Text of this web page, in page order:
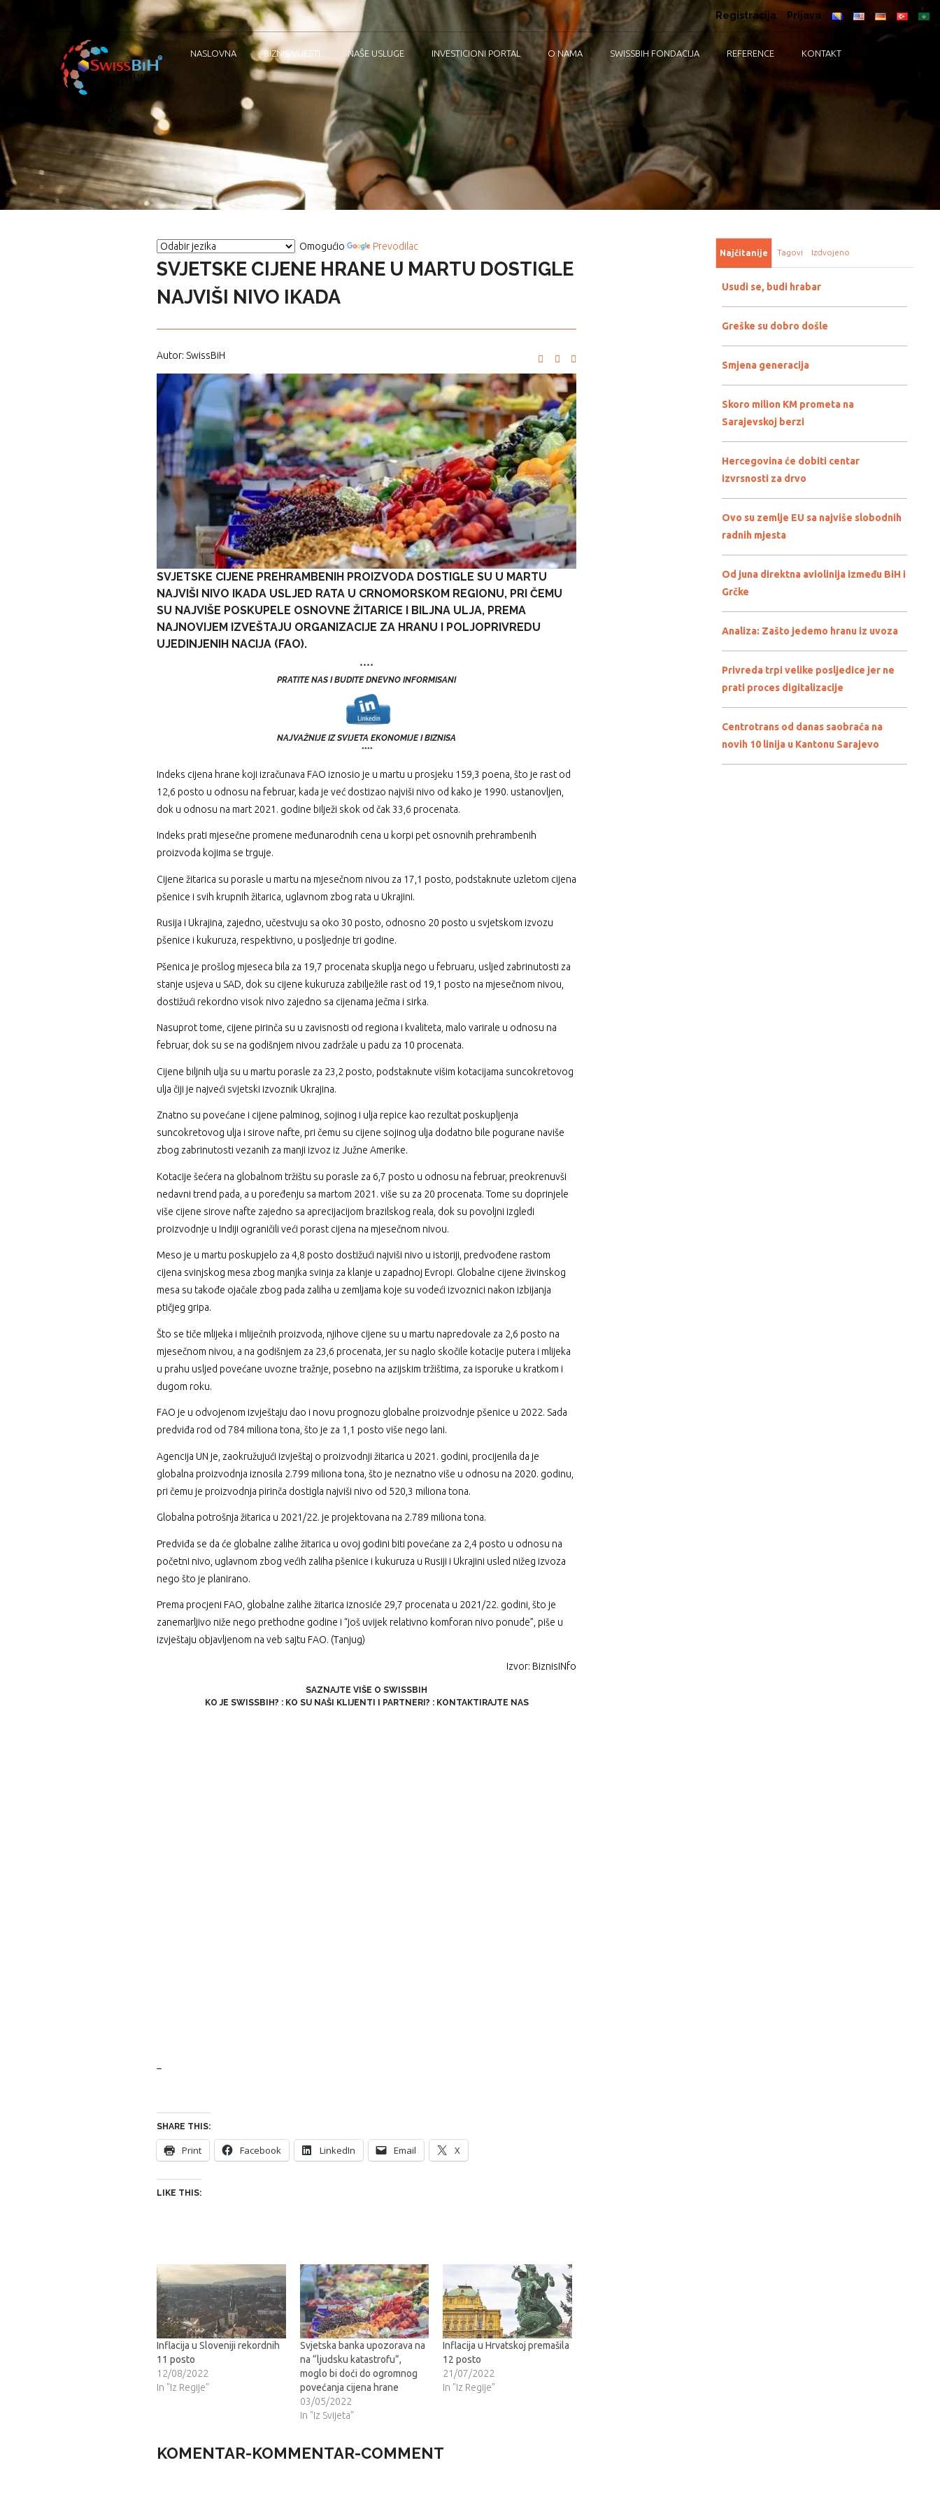
Registracija Prijava
NASLOVNA BIZNIS VIJESTI NAŠE USLUGE INVESTICIONI PORTAL O NAMA SWISSBIH FONDACIJA REFERENCE KONTAKT
Omogućio Prevodilac
SVJETSKE CIJENE HRANE U MARTU DOSTIGLE
NAJVIŠI NIVO IKADA
Autor: SwissBiH
SVJETSKE CIJENE PREHRAMBENIH PROIZVODA DOSTIGLE SU U MARTU
NAJVIŠI NIVO IKADA USLJED RATA U CRNOMORSKOM REGIONU, PRI ČEMU
SU NAJVIŠE POSKUPELE OSNOVNE ŽITARICE I BILJNA ULJA, PREMA
NAJNOVIJEM IZVEŠTAJU ORGANIZACIJE ZA HRANU I POLJOPRIVREDU
UJEDINJENIH NACIJA (FAO).
****
PRATITE NAS I BUDITE DNEVNO INFORMISANI
NAJVAŽNIJE IZ SVIJETA EKONOMIJE I BIZNISA
****
Indeks cijena hrane koji izračunava FAO iznosio je u martu u prosjeku 159,3 poena, što je rast od
12,6 posto u odnosu na februar, kada je već dostizao najviši nivo od kako je 1990. ustanovljen,
dok u odnosu na mart 2021. godine bilježi skok od čak 33,6 procenata.
Indeks prati mjesečne promene međunarodnih cena u korpi pet osnovnih prehrambenih
proizvoda kojima se trguje.
Cijene žitarica su porasle u martu na mjesečnom nivou za 17,1 posto, podstaknute uzletom cijena
pšenice i svih krupnih žitarica, uglavnom zbog rata u Ukrajini.
Rusija i Ukrajina, zajedno, učestvuju sa oko 30 posto, odnosno 20 posto u svjetskom izvozu
pšenice i kukuruza, respektivno, u posljednje tri godine.
Pšenica je prošlog mjeseca bila za 19,7 procenata skuplja nego u februaru, usljed zabrinutosti za
stanje usjeva u SAD, dok su cijene kukuruza zabilježile rast od 19,1 posto na mjesečnom nivou,
dostižući rekordno visok nivo zajedno sa cijenama ječma i sirka.
Nasuprot tome, cijene pirinča su u zavisnosti od regiona i kvaliteta, malo varirale u odnosu na
februar, dok su se na godišnjem nivou zadržale u padu za 10 procenata.
Cijene biljnih ulja su u martu porasle za 23,2 posto, podstaknute višim kotacijama suncokretovog
ulja čiji je najveći svjetski izvoznik Ukrajina.
Znatno su povećane i cijene palminog, sojinog i ulja repice kao rezultat poskupljenja
suncokretovog ulja i sirove nafte, pri čemu su cijene sojinog ulja dodatno bile pogurane naviše
zbog zabrinutosti vezanih za manji izvoz iz Južne Amerike.
Kotacije šećera na globalnom tržištu su porasle za 6,7 posto u odnosu na februar, preokrenuvši
nedavni trend pada, a u poređenju sa martom 2021. više su za 20 procenata. Tome su doprinjele
više cijene sirove nafte zajedno sa aprecijacijom brazilskog reala, dok su povoljni izgledi
proizvodnje u Indiji ograničili veći porast cijena na mjesečnom nivou.
Meso je u martu poskupjelo za 4,8 posto dostižući najviši nivo u istoriji, predvođene rastom
cijena svinjskog mesa zbog manjka svinja za klanje u zapadnoj Evropi. Globalne cijene živinskog
mesa su takođe ojačale zbog pada zaliha u zemljama koje su vodeći izvoznici nakon izbijanja
ptičjeg gripa.
Što se tiče mlijeka i mliječnih proizvoda, njihove cijene su u martu napredovale za 2,6 posto na
mjesečnom nivou, a na godišnjem za 23,6 procenata, jer su naglo skočile kotacije putera i mlijeka
u prahu usljed povećane uvozne tražnje, posebno na azijskim tržištima, za isporuke u kratkom i
dugom roku.
FAO je u odvojenom izvještaju dao i novu prognozu globalne proizvodnje pšenice u 2022. Sada
predviđa rod od 784 miliona tona, što je za 1,1 posto više nego lani.
Agencija UN je, zaokružujući izvještaj o proizvodnji žitarica u 2021. godini, procijenila da je
globalna proizvodnja iznosila 2.799 miliona tona, što je neznatno više u odnosu na 2020. godinu,
pri čemu je proizvodnja pirinča dostigla najviši nivo od 520,3 miliona tona.
Globalna potrošnja žitarica u 2021/22. je projektovana na 2.789 miliona tona.
Predviđa se da će globalne zalihe žitarica u ovoj godini biti povećane za 2,4 posto u odnosu na
početni nivo, uglavnom zbog većih zaliha pšenice i kukuruza u Rusiji i Ukrajini usled nižeg izvoza
nego što je planirano.
Prema procjeni FAO, globalne zalihe žitarica iznosiće 29,7 procenata u 2021/22. godini, što je
zanemarljivo niže nego prethodne godine i “još uvijek relativno komforan nivo ponude”, piše u
izvještaju objavljenom na veb sajtu FAO. (Tanjug)
Izvor: BiznisINfo
SAZNAJTE VIŠE O SWISSBIH
KO JE SWISSBIH? : KO SU NAŠI KLIJENTI I PARTNERI? : KONTAKTIRAJTE NAS
–
SHARE THIS:
Print Facebook LinkedIn Email X
LIKE THIS:
Inflacija u Sloveniji rekordnih
11 posto
12/08/2022
In "Iz Regije"
Svjetska banka upozorava na
na “ljudsku katastrofu”,
moglo bi doći do ogromnog
povećanja cijena hrane
03/05/2022
In "Iz Svijeta"
Inflacija u Hrvatskoj premašila
12 posto
21/07/2022
In "Iz Regije"
KOMENTAR-KOMMENTAR-COMMENT
Najčitanije Tagovi Izdvojeno
Usudi se, budi hrabar
Greške su dobro došle
Smjena generacija
Skoro milion KM prometa na
Sarajevskoj berzi
Hercegovina će dobiti centar
izvrsnosti za drvo
Ovo su zemlje EU sa najviše slobodnih
radnih mjesta
Od juna direktna aviolinija između BiH i
Grčke
Analiza: Zašto jedemo hranu iz uvoza
Privreda trpi velike posljedice jer ne
prati proces digitalizacije
Centrotrans od danas saobraća na
novih 10 linija u Kantonu Sarajevo